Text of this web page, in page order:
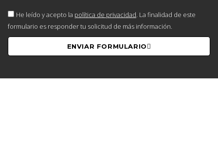
He leído y acepto la política de privacidad. La finalidad de este
formulario es responder tu solicitud de más información.
ENVIAR FORMULARIO